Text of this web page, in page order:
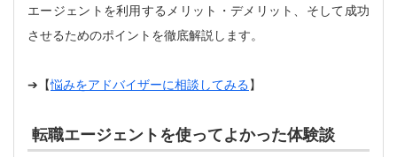
エージェントを利用するメリット・デメリット、そして成功
させるためのポイントを徹底解説します。
➔【悩みをアドバイザーに相談してみる】
転職エージェントを使ってよかった体験談